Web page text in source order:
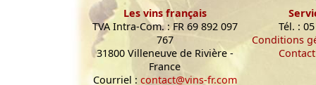
Les vins français
TVA Intra-Com. : FR 69 892 097
767
31800 Villeneuve de Rivière -
France
Courriel : contact@vins-fr.com
Tél. :
Conditions
Contact